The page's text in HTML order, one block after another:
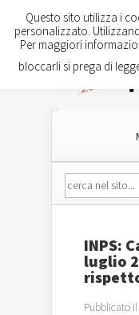
INPS:
luglio
Pubblicato
Questo sito utilizza i
personalizzato.
Per maggiori
bloccarli si prega di